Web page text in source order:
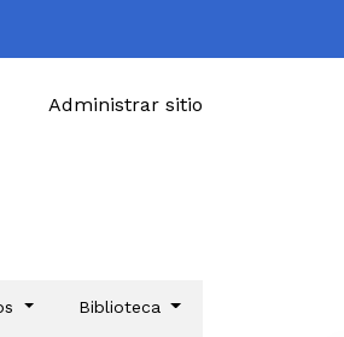
Administrar sitio
Biblioteca